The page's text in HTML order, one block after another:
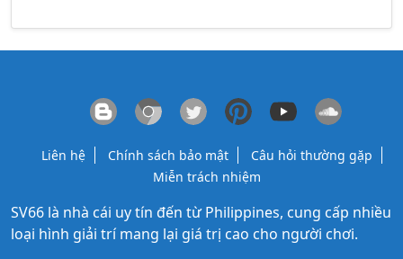
Liên hệ Chính sách bảo mật
Câu hỏi thường gặp
Miễn trách nhiệm
SV66 là nhà cái uy tín đến từ Philippines, cung cấp nhiều
loại hình giải trí mang lại giá trị cao cho người chơi.